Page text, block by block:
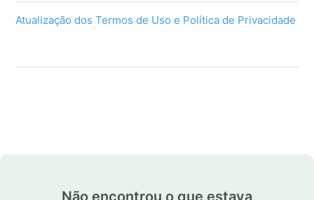
Atualização dos Termos de Uso e Política de Privacidade